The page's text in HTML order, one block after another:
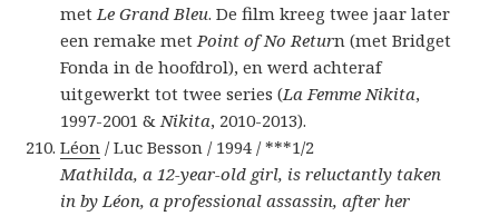
metLe Grand Bleu. De film kreeg twee jaar later
een remake metPoint of No Return (met Bridget
Fonda in de hoofdrol), en werd achteraf
uitgewerkt tot twee series (La Femme Nikita,
1997-2001 &Nikita, 2010-2013).
Léon / Luc Besson / 1994 / ***1/2
Mathilda, a 12-year-old girl, is reluctantly taken
in by Léon, a professional assassin, after her